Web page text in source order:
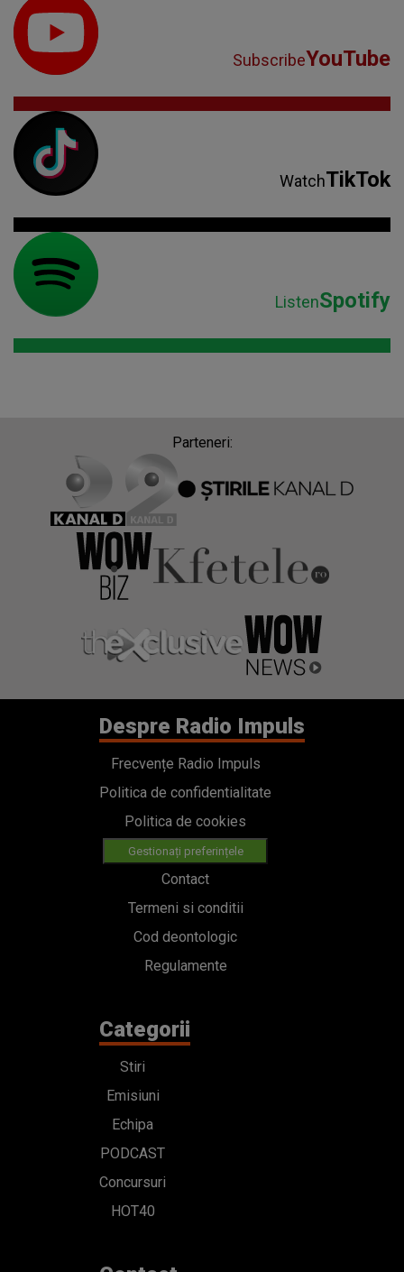
SubscribeYouTube
WatchTikTok
ListenSpotify
Parteneri:
Despre Radio Impuls
Frecvențe Radio Impuls
Politica de confidentialitate
Politica de cookies
Gestionați preferințele
Contact
Termeni si conditii
Cod deontologic
Regulamente
Categorii
Stiri
Emisiuni
Echipa
PODCAST
Concursuri
HOT40